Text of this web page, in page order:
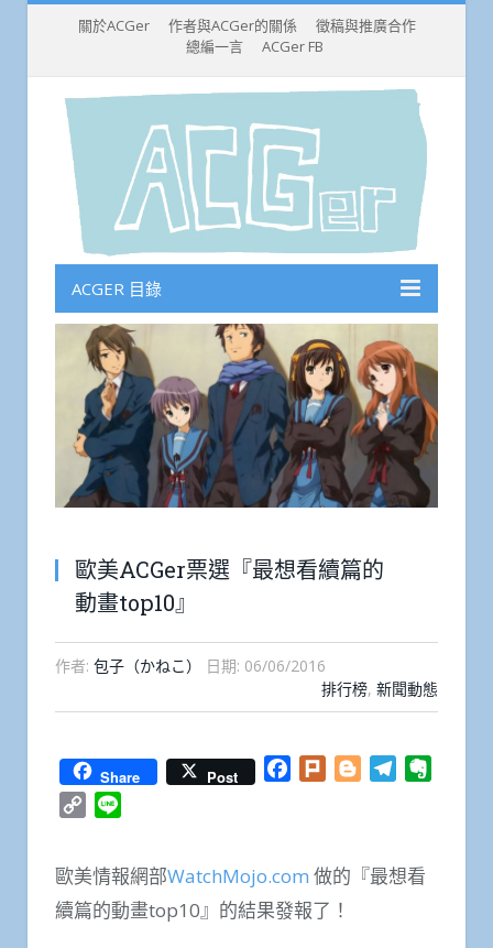
關於ACGer 作者與ACGer的關係
徵稿與推廣合作
總編一言
ACGer FB
ACGER 目錄
歐美ACGer票選『最想看續篇的
動畫top10』
作者: 包子（かねこ） 日期: 06/06/2016
排行榜, 新聞動態
Share Post Facebook
Plurk BloggerTelegram
Copy
歐美情報網部WatchMojo.com 做的『最想看
續篇的動畫top10』的結果發報了！